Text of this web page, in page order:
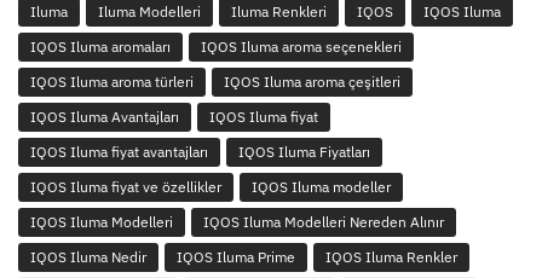
Iluma Iluma Modelleri Iluma Renkleri IQOS
IQOS Iluma
IQOS Iluma aromaları
IQOS Iluma aroma seçenekleri
IQOS Iluma aroma türleri
IQOS Iluma aroma çeşitleri
IQOS Iluma Avantajları
IQOS Iluma fiyat
IQOS Iluma fiyat avantajları
IQOS Iluma Fiyatları
IQOS Iluma fiyat ve özellikler
IQOS Iluma modeller
IQOS Iluma Modelleri
IQOS Iluma Modelleri Nereden Alınır
IQOS Iluma Nedir
IQOS Iluma Prime
IQOS Iluma Renkler